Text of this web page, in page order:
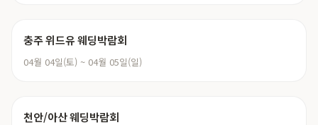
충주 위드유 웨딩박람회
04월 04일(토) ~ 04월 05일(일)
천안/아산 웨딩박람회